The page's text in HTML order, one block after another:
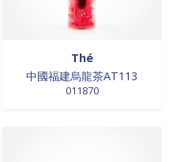
Thé
中國福建烏龍茶AT113
011870